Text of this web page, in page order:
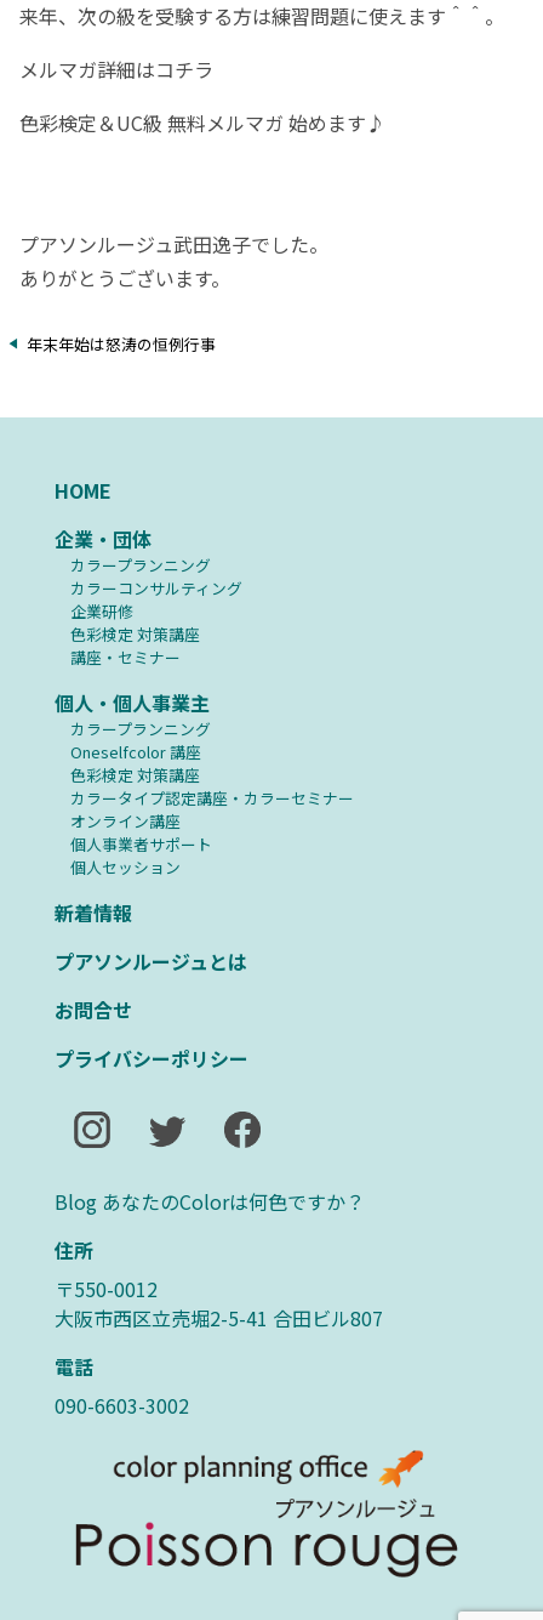
来年、次の級を受験する方は練習問題に使えます＾＾。
メルマガ詳細はコチラ
色彩検定＆UC級 無料メルマガ 始めます♪
プアソンルージュ武田逸子でした。
ありがとうございます。
年末年始は怒涛の恒例行事
HOME
企業・団体
カラープランニング
カラーコンサルティング
企業研修
⾊彩検定 対策講座
講座・セミナー
個人・個人事業主
カラープランニング
Oneselfcolor 講座
⾊彩検定 対策講座
カラータイプ認定講座・カラーセミナー
オンライン講座
個人事業者サポート
個人セッション
新着情報
プアソンルージュとは
お問合せ
プライバシーポリシー
Blog あなたのColorは何色ですか？
住所
〒550-0012
大阪市西区立売堀2-5-41 合田ビル807
電話
090-6603-3002